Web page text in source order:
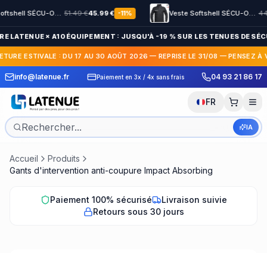
Veste Softshell SÉCU-ONE HV-TAPE Sécurité Privée noir 51.49€45.99€ -11% Veste Softshell SÉCU-ONE flap Sécurité Privée noir 44.99€
LATENUE × A10 ÉQUIPEMENT : JUSQU'À -19 % SUR LES TENUES DE
ESTIVALE : DU 17 AU 30 AOÛT 2026 — REPRISE LE 31/08 — PENSEZ À
info@latenue.fr
en France et
Paiement en 3x / 4x sans frais
30 jours pour
04 93 21 86 17
FR
IA
Accueil
Produits
Gants d'intervention anti-coupure Impact Absorbing
Paiement 100% sécurisé
Livraison suivie
Retours sous 30 jours